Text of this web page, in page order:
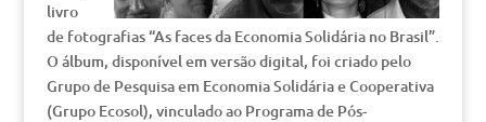
livro
de fotografias “As faces da Economia Solidária no Brasil”.
O álbum, disponível em versão digital, foi criado pelo
Grupo de Pesquisa em Economia Solidária e Cooperativa
(Grupo Ecosol), vinculado ao Programa de Pós-